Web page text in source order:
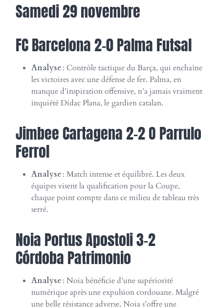
Samedi 29 novembre
FC Barcelona 2-0 Palma Futsal
Analyse: Contrôle tactique du Barça, qui enchaîne
les victoires avec une défense de fer. Palma, en
manque d’inspiration offensive, n’a jamais vraiment
inquiété Dídac Plana, le gardien catalan.
Jimbee Cartagena 2-2 O Parrulo
Ferrol
Analyse: Match intense et équilibré. Les deux
équipes visent la qualification pour la Coupe,
chaque point compte dans ce milieu de tableau très
serré.
Noia Portus Apostoli 3-2
Córdoba Patrimonio
Analyse: Noia bénéficie d’une supériorité
numérique après une expulsion cordouane. Malgré
une belle résistance adverse, Noia s’offre une